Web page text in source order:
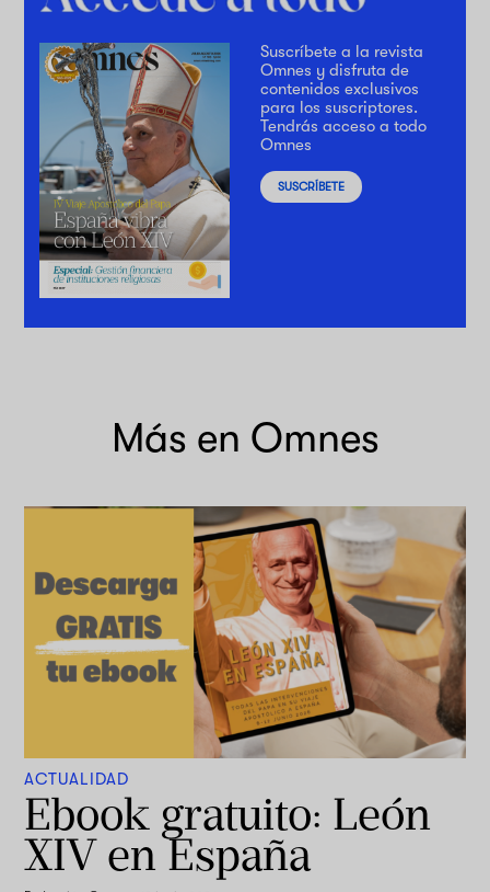
Suscríbete a la revista
Omnes y disfruta de
contenidos exclusivos
para los suscriptores.
Tendrás acceso a todo
Omnes
SUSCRÍBETE
Más en Omnes
ACTUALIDAD
Ebook gratuito: León
XIV en España